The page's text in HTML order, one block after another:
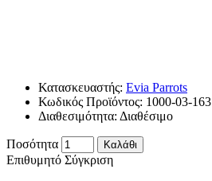
Κατασκευαστής: Evia Parrots
Κωδικός Προϊόντος: 1000-03-163
Διαθεσιμότητα: Διαθέσιμο
Ποσότητα Καλάθι
Επιθυμητό Σύγκριση